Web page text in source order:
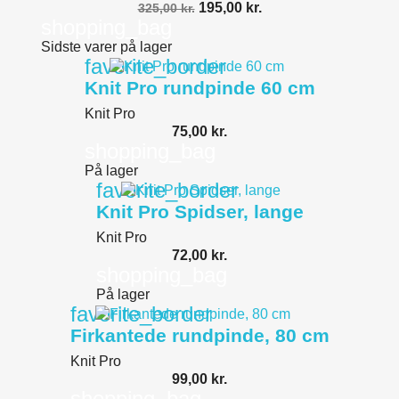
325,00 kr. 195,00 kr.
Sidste varer på lager
favorite_border
Knit Pro rundpinde 60 cm
Knit Pro
75,00 kr.
På lager
favorite_border
Knit Pro Spidser, lange
Knit Pro
72,00 kr.
På lager
favorite_border
Firkantede rundpinde, 80 cm
Knit Pro
99,00 kr.